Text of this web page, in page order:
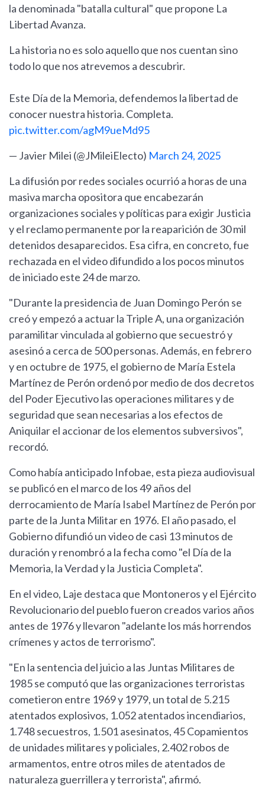
la denominada "batalla cultural" que propone La
Libertad Avanza.
La historia no es solo aquello que nos cuentan sino
todo lo que nos atrevemos a descubrir.
Este Día de la Memoria, defendemos la libertad de
conocer nuestra historia. Completa.
pic.twitter.com/agM9ueMd95
— Javier Milei (@JMileiElecto) March 24, 2025
La difusión por redes sociales ocurrió a horas de una
masiva marcha opositora que encabezarán
organizaciones sociales y políticas para exigir Justicia
y el reclamo permanente por la reaparición de 30 mil
detenidos desaparecidos. Esa cifra, en concreto, fue
rechazada en el video difundido a los pocos minutos
de iniciado este 24 de marzo.
"Durante la presidencia de Juan Domingo Perón se
creó y empezó a actuar la Triple A, una organización
paramilitar vinculada al gobierno que secuestró y
asesinó a cerca de 500 personas. Además, en febrero
y en octubre de 1975, el gobierno de María Estela
Martínez de Perón ordenó por medio de dos decretos
del Poder Ejecutivo las operaciones militares y de
seguridad que sean necesarias a los efectos de
Aniquilar el accionar de los elementos subversivos",
recordó.
Como había anticipado Infobae, esta pieza audiovisual
se publicó en el marco de los 49 años del
derrocamiento de María Isabel Martínez de Perón por
parte de la Junta Militar en 1976. El año pasado, el
Gobierno difundió un video de casi 13 minutos de
duración y renombró a la fecha como "el Día de la
Memoria, la Verdad y la Justicia Completa".
En el video, Laje destaca que Montoneros y el Ejército
Revolucionario del pueblo fueron creados varios años
antes de 1976 y llevaron "adelante los más horrendos
crímenes y actos de terrorismo".
"En la sentencia del juicio a las Juntas Militares de
1985 se computó que las organizaciones terroristas
cometieron entre 1969 y 1979, un total de 5.215
atentados explosivos, 1.052 atentados incendiarios,
1.748 secuestros, 1.501 asesinatos, 45 Copamientos
de unidades militares y policiales, 2.402 robos de
armamentos, entre otros miles de atentados de
naturaleza guerrillera y terrorista", afirmó.